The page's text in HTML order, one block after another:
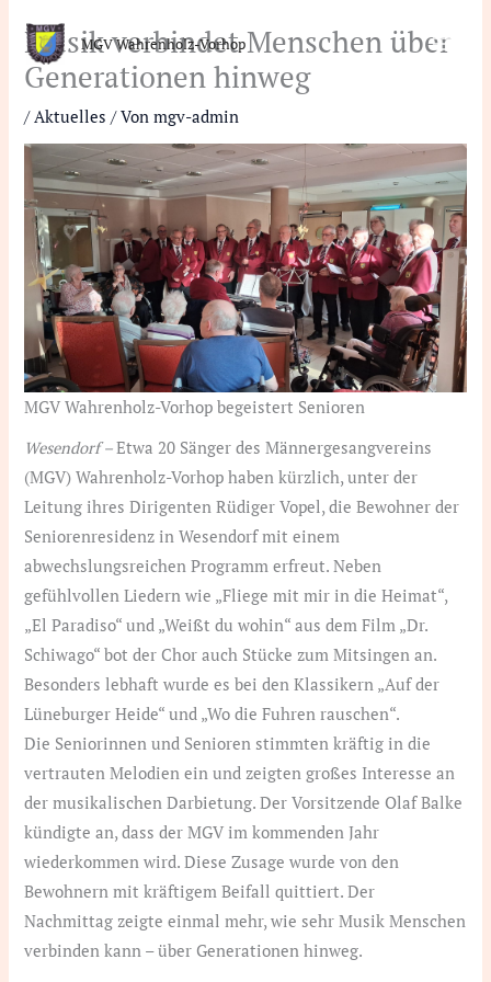
Inhalt
springen
MGV Wahrenholz-Vorhop
Musik verbindet Menschen über
Generationen hinweg
/Aktuelles / Vonmgv-admin
MGV Wahrenholz-Vorhop begeistert Senioren
Wesendorf –Etwa 20 Sänger des Männergesangvereins
(MGV) Wahrenholz-Vorhop haben kürzlich, unter der
Leitung ihres Dirigenten Rüdiger Vopel, die Bewohner der
Seniorenresidenz in Wesendorf mit einem
abwechslungsreichen Programm erfreut. Neben
gefühlvollen Liedern wie „Fliege mit mir in die Heimat“,
„El Paradiso“ und „Weißt du wohin“ aus dem Film „Dr.
Schiwago“ bot der Chor auch Stücke zum Mitsingen an.
Besonders lebhaft wurde es bei den Klassikern „Auf der
Lüneburger Heide“ und „Wo die Fuhren rauschen“.
Die Seniorinnen und Senioren stimmten kräftig in die
vertrauten Melodien ein und zeigten großes Interesse an
der musikalischen Darbietung. Der Vorsitzende Olaf Balke
kündigte an, dass der MGV im kommenden Jahr
wiederkommen wird. Diese Zusage wurde von den
Bewohnern mit kräftigem Beifall quittiert. Der
Nachmittag zeigte einmal mehr, wie sehr Musik Menschen
verbinden kann – über Generationen hinweg.